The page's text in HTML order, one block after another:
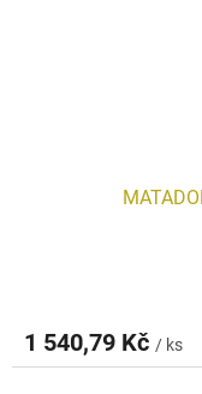
1 540,79 Kč / ks